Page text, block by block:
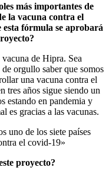
más importantes de
la vacuna contra el
fórmula se aprobará
de Hipra. Sea
orgullo saber que somos
una vacuna contra el
tres años sigue siendo un
estando en pandemia y
es gracias a las vacunas.
uno de los siete países
el covid-19»
proyecto?